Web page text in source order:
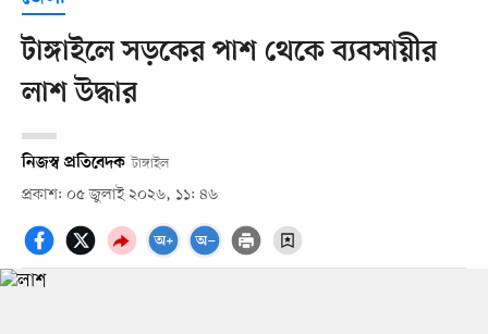
টাঙ্গাইলে সড়কের পাশ থেকে ব্যবসায়ীর
লাশ উদ্ধার
নিজস্ব প্রতিবেদক টাঙ্গাইল
প্রকাশ: ০৫ জুলাই ২০২৬, ১১: ৪৬